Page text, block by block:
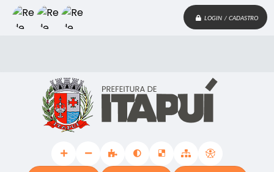
LOGIN / CADASTRO